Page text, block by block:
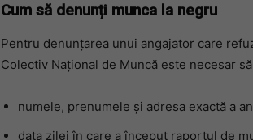
Cum să denunți munca la negru
Pentru denunțarea unui angajator care
Colectiv Național de Muncă este necesar
numele, prenumele și adresa exactă a
data zilei în care a început raportul de